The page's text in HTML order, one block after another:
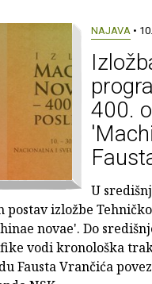
NAJAVA •
400.
U
postav izložbe
novae'. Do
vodi kronološka
Fausta Vrančića